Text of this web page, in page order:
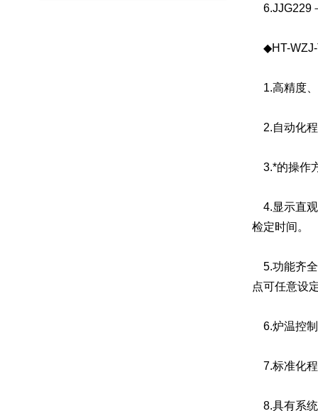
6.JJG229
◆HT-WZJ-
1.高精度、
2.自动化程
3.*的操作
4.显示直观
检定时间。
5.功能齐全
点可任意设
6.炉温控制
7.标准化程
8.具有系统